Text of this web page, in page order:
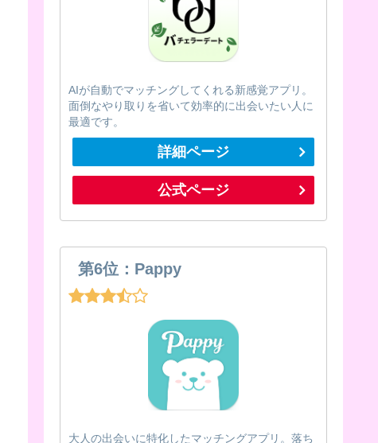
AIが自動でマッチングしてくれる新感覚アプリ。
面倒なやり取りを省いて効率的に出会いたい人に
最適です。
詳細ページ
公式ページ
第6位：Pappy
大人の出会いに特化したマッチングアプリ。落ち